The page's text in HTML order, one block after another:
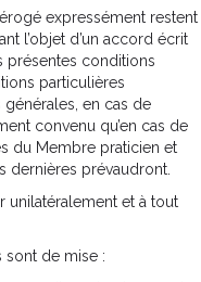
expressément restent
l’objet d’un accord écrit
présentes conditions
particulières
en cas de
convenu qu’en cas de
du Membre praticien et
dernières prévaudront.
unilatéralement et à tout
sont de mise :